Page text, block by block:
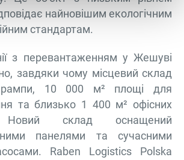
найновішим екологічним
стандартам.
з перевантаженням у Жешуві
завдяки чому місцевий склад
10 000 м² площі для
та близько 1 400 м² офісних
Новий склад оснащений
панелями та сучасними
Raben Logistics Polska